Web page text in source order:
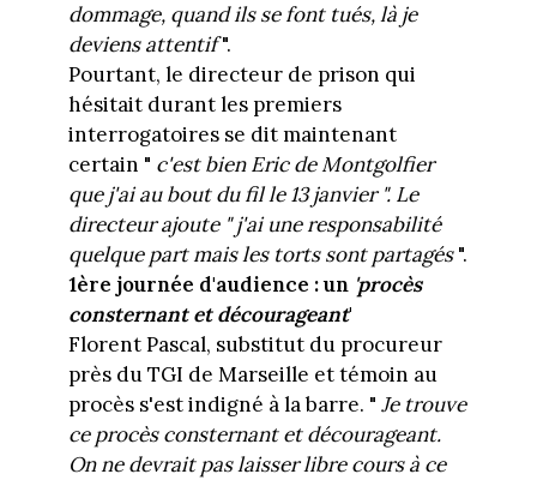
dommage, quand ils se font tués, là je
deviens attentif".
Pourtant, le directeur de prison qui
hésitait durant les premiers
interrogatoires se dit maintenant
certain " c'est bien Eric de Montgolfier
que j'ai au bout du fil le 13 janvier ". Le
directeur ajoute " j'ai une responsabilité
quelque part mais les torts sont partagés".
1ère journée d'audience : un 'procès
consternant et décourageant'
Florent Pascal, substitut du procureur
près du TGI de Marseille et témoin au
procès s'est indigné à la barre. " Je trouve
ce procès consternant et décourageant.
On ne devrait pas laisser libre cours à ce